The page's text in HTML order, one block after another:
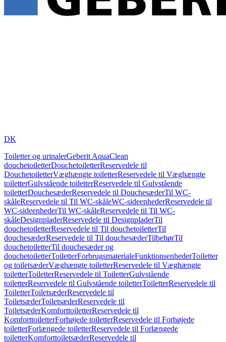
DK
Toiletter og urinalerGeberit AquaClean
douchetoiletterDouchetoiletterReservedele til
DouchetoiletterVæghængte toiletterReservedele til Væghængte
toiletterGulvstående toiletterReservedele til Gulvstående
toiletterDouchesæderReservedele til DouchesæderTil WC-
skåleReservedele til Til WC-skåleWC-sideenhederReservedele til
WC-sideenhederTil WC-skåleReservedele til Til WC-
skåleDesignpladerReservedele til DesignpladerTil
douchetoiletterReservedele til Til douchetoiletterTil
douchesæderReservedele til Til douchesæderTilbehørTil
douchetoiletterTil douchesæder og
douchetoiletterToiletterForbrugsmaterialeFunktionsenhederToiletter
og toiletsæderVæghængte toiletterReservedele til Væghængte
toiletterToiletterReservedele til ToiletterGulvstående
toiletterReservedele til Gulvstående toiletterToiletterReservedele til
ToiletterToiletsæderReservedele til
ToiletsæderToiletsæderReservedele til
ToiletsæderKomforttoiletterReservedele til
KomforttoiletterForhøjede toiletterReservedele til Forhøjede
toiletterForlængede toiletterReservedele til Forlængede
toiletterKomforttoiletsæderReservedele til